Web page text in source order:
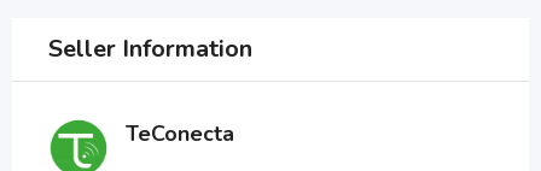
Seller Information
TeConecta